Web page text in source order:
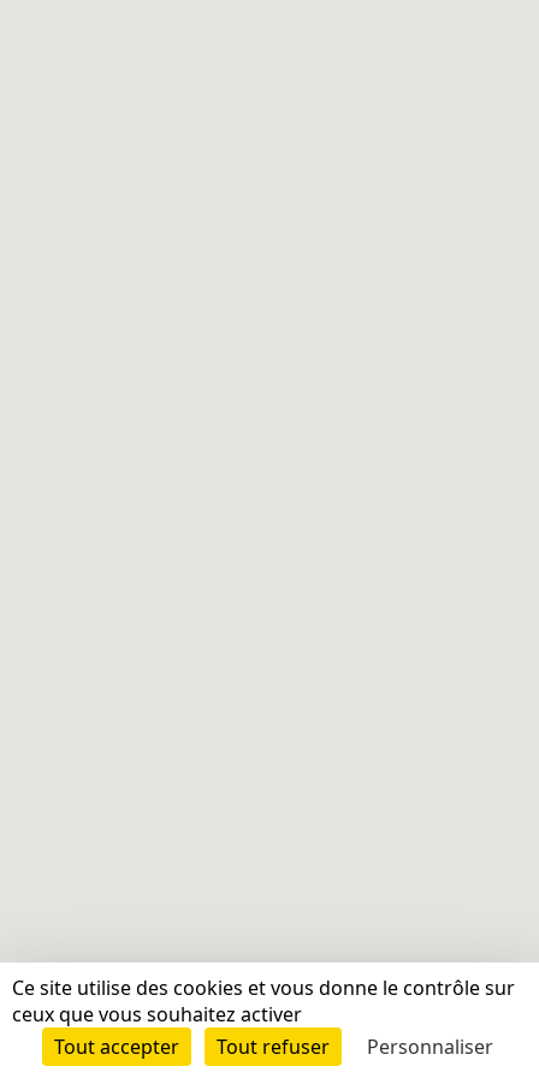
Ce site utilise des cookies et vous donne le contrôle sur
ceux que vous souhaitez activer
Tout accepter
Tout refuser Personnaliser